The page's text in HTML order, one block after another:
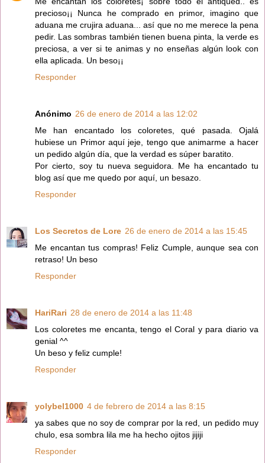
precioso¡¡ Nunca he comprado en primor, imagino que
aduana me crujira aduana... así que no me merece la pena
pedir. Las sombras también tienen buena pinta, la verde es
preciosa, a ver si te animas y no enseñas algún look con
ella aplicada. Un beso¡¡
Responder
Anónimo 26 de enero de 2014 a las 12:02
Me han encantado los coloretes, qué pasada. Ojalá
hubiese un Primor aquí jeje, tengo que animarme a hacer
un pedido algún día, que la verdad es súper baratito.
Por cierto, soy tu nueva seguidora. Me ha encantado tu
blog así que me quedo por aquí, un besazo.
Responder
Los Secretos de Lore 26 de enero de 2014 a las 15:45
Me encantan tus compras! Feliz Cumple, aunque sea con
retraso! Un beso
Responder
HariRari 28 de enero de 2014 a las 11:48
Los coloretes me encanta, tengo el Coral y para diario va
genial ^^
Un beso y feliz cumple!
Responder
yolybel1000 4 de febrero de 2014 a las 8:15
ya sabes que no soy de comprar por la red, un pedido muy
chulo, esa sombra lila me ha hecho ojitos jijiji
Responder